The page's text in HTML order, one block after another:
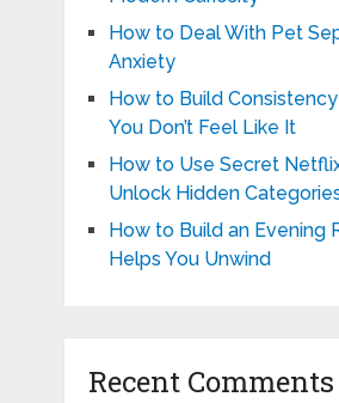
How to Deal With Pet
Anxiety
How to Build
You Don’t Feel Like It
How to Use Secret
Unlock Hidden
How to Build an Evening
Helps You Unwind
Recent Comments